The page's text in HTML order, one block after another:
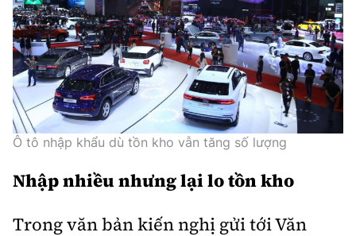
Ô tô nhập khẩu dù tồn kho vẫn tăng số lượng
Nhập nhiều nhưng lại lo tồn kho
Trong văn bản kiến nghị gửi tới Văn